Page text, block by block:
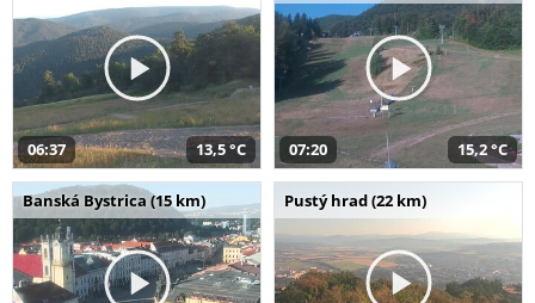
06:37 13,5 °C 07:20 15,2 °C
Banská Bystrica (15 km) Pustý hrad (22 km)